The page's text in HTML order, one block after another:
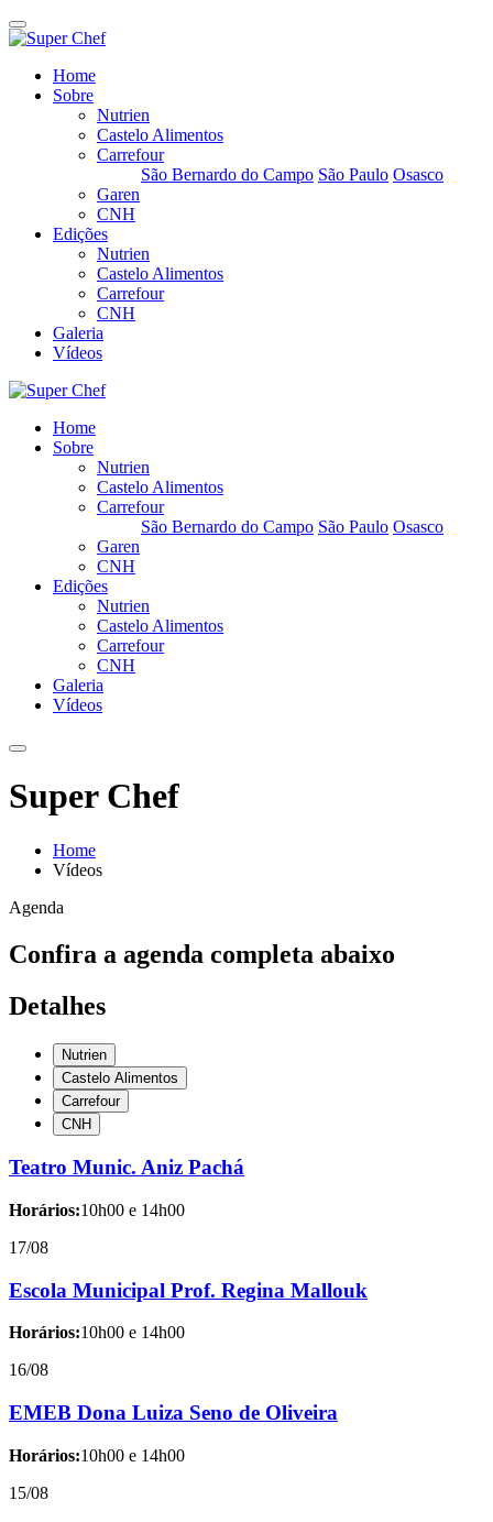
Home
Sobre
Nutrien
Castelo Alimentos
Carrefour
São Bernardo do Campo São Paulo Osasco
Garen
CNH
Edições
Nutrien
Castelo Alimentos
Carrefour
CNH
Galeria
Vídeos
Home
Sobre
Nutrien
Castelo Alimentos
Carrefour
São Bernardo do Campo São Paulo Osasco
Garen
CNH
Edições
Nutrien
Castelo Alimentos
Carrefour
CNH
Galeria
Vídeos
Super Chef
Home
Vídeos
Agenda
Confira a agenda completa abaixo
Detalhes
Nutrien
Castelo Alimentos
Carrefour
CNH
Teatro Munic. Aniz Pachá
Horários:10h00 e 14h00
17/08
Escola Municipal Prof. Regina Mallouk
Horários:10h00 e 14h00
16/08
EMEB Dona Luiza Seno de Oliveira
Horários:10h00 e 14h00
15/08